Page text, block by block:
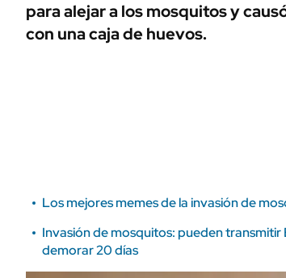
MEDIAKIT AMBITO DEBATE
para alejar a los mosquitos y
con una caja de huevos.
Los mejores memes de la invasión de
Invasión de mosquitos: pueden
demorar 20 días